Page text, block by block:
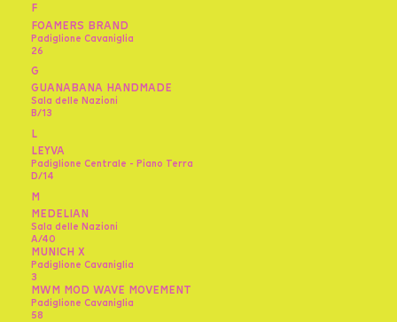
F
FOAMERS BRAND
Padiglione Cavaniglia
26
G
GUANABANA HANDMADE
Sala delle Nazioni
B/13
L
LEYVA
Padiglione Centrale - Piano Terra
D/14
M
MEDELIAN
Sala delle Nazioni
A/40
MUNICH X
Padiglione Cavaniglia
3
MWM MOD WAVE MOVEMENT
Padiglione Cavaniglia
58